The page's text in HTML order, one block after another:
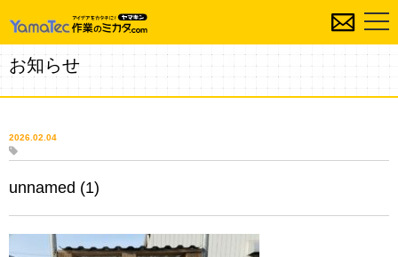
お知らせ
2026.02.04
unnamed (1)